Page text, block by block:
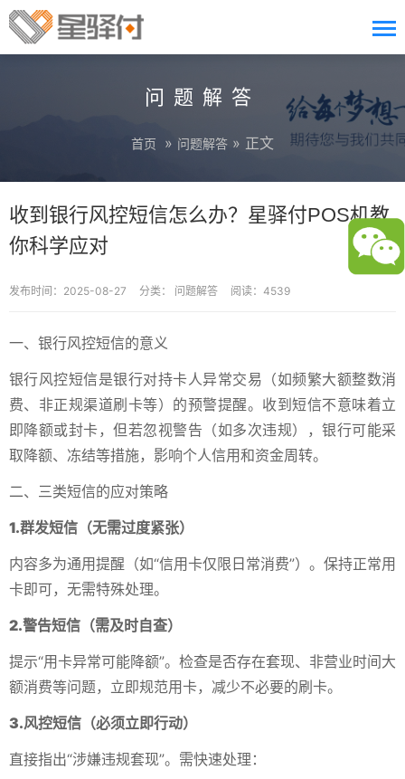
问题解答
首页 » 问题解答 » 正文
收到银行风控短信怎么办？星驿付POS机教
你科学应对
发布时间：2025-08-27 分类： 问题解答 阅读：4539
一、银行风控短信的意义
银行风控短信是银行对持卡人异常交易（如频繁大额整数消
费、非正规渠道刷卡等）的预警提醒。收到短信不意味着立
即降额或封卡，但若忽视警告（如多次违规），银行可能采
取降额、冻结等措施，影响个人信用和资金周转。
二、三类短信的应对策略
1.群发短信（无需过度紧张）
内容多为通用提醒（如“信用卡仅限日常消费”）。保持正常用
卡即可，无需特殊处理。
2.警告短信（需及时自查）
提示“用卡异常可能降额”。检查是否存在套现、非营业时间大
额消费等问题，立即规范用卡，减少不必要的刷卡。
3.风控短信（必须立即行动）
直接指出“涉嫌违规套现”。需快速处理：